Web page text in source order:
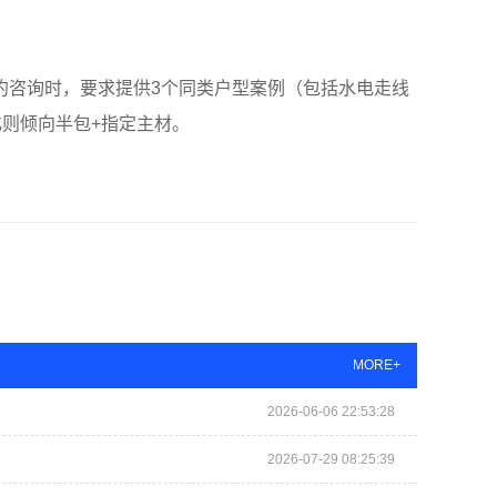
询时，要求提供3个同类户型案例（包括水电走线
倾向半包+指定主材。
MORE+
2026-06-06 22:53:28
2026-07-29 08:25:39